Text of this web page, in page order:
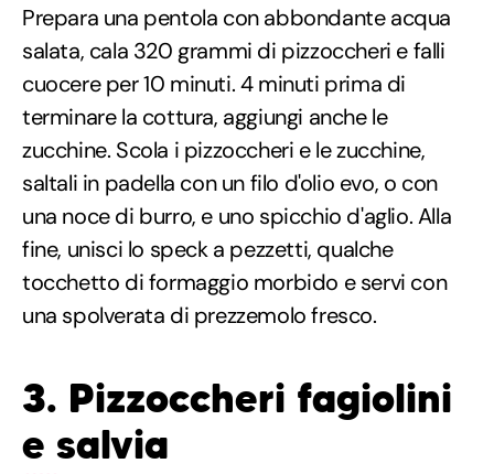
Prepara una pentola con abbondante acqua
salata, cala 320 grammi di pizzoccheri e falli
cuocere per 10 minuti. 4 minuti prima di
terminare la cottura, aggiungi anche le
zucchine. Scola i pizzoccheri e le zucchine,
saltali in padella con un filo d'olio evo, o con
una noce di burro, e uno spicchio d'aglio. Alla
fine, unisci lo speck a pezzetti, qualche
tocchetto di formaggio morbido e servi con
una spolverata di prezzemolo fresco.
3. Pizzoccheri fagiolini
e salvia